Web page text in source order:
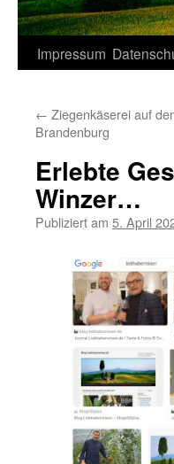
Zum
springen
Impressum
← Ziegenkäserei auf
Brandenburg
Erlebte
Winzer…
Publiziert am 5. April